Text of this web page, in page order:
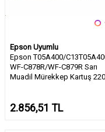
Epson Uyumlu
Epson T05A400/
WF-C878R/WF-C879R Sarı
Muadil Mürekkep Kartuş
2.856,51 TL